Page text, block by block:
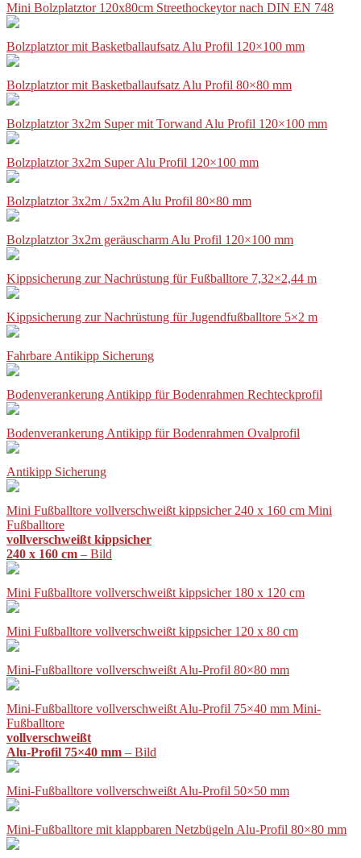
Mini Bolzplatztor 120x80cm Streethockeytor nach DIN EN 748
Bolzplatztor mit Basketballaufsatz Alu Profil 120×100 mm
Bolzplatztor mit Basketballaufsatz Alu Profil 80×80 mm
Bolzplatztor 3x2m Super mit Torwand Alu Profil 120×100 mm
Bolzplatztor 3x2m Super Alu Profil 120×100 mm
Bolzplatztor 3x2m / 5x2m Alu Profil 80×80 mm
Bolzplatztor 3x2m geräuscharm Alu Profil 120×100 mm
Kippsicherung zur Nachrüstung für Fußballtore 7,32×2,44 m
Kippsicherung zur Nachrüstung für Jugendfußballtore 5×2 m
Fahrbare Antikipp Sicherung
Bodenverankerung Antikipp für Bodenrahmen Rechteckprofil
Bodenverankerung Antikipp für Bodenrahmen Ovalprofil
Antikipp Sicherung
Mini Fußballtore vollverschweißt kippsicher 240 x 160 cm Mini
Fußballtore
vollverschweißt kippsicher
240 x 160 cm – Bild
Mini Fußballtore vollverschweißt kippsicher 180 x 120 cm
Mini Fußballtore vollverschweißt kippsicher 120 x 80 cm
Mini-Fußballtore vollverschweißt Alu-Profil 80×80 mm
Mini-Fußballtore vollverschweißt Alu-Profil 75×40 mm Mini-
Fußballtore
vollverschweißt
Alu-Profil 75×40 mm – Bild
Mini-Fußballtore vollverschweißt Alu-Profil 50×50 mm
Mini-Fußballtore mit klappbaren Netzbügeln Alu-Profil 80×80 mm